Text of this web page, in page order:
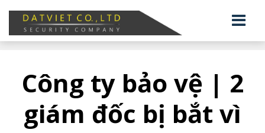
Công ty bảo vệ | 2
giám đốc bị bắt vì